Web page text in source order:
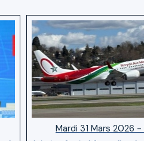
Mardi 31 Mars 2026 -